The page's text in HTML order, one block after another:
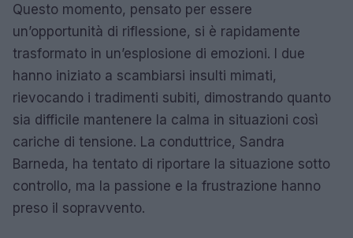
Questo momento, pensato per essere
un’opportunità di riflessione, si è rapidamente
trasformato in un’esplosione di emozioni. I due
hanno iniziato a scambiarsi insulti mimati,
rievocando i tradimenti subiti, dimostrando quanto
sia difficile mantenere la calma in situazioni così
cariche di tensione. La conduttrice, Sandra
Barneda, ha tentato di riportare la situazione sotto
controllo, ma la passione e la frustrazione hanno
preso il sopravvento.